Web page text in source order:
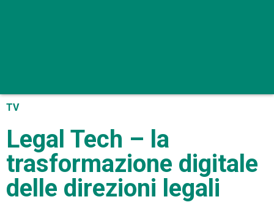
TV
Legal Tech – la
trasformazione digitale
delle direzioni legali